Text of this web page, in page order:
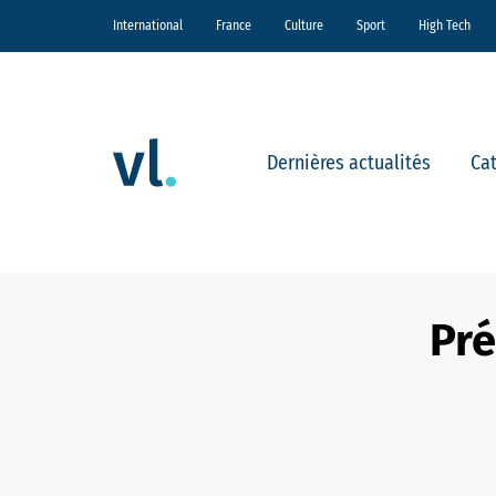
International France Culture Sport High Tech
Dernières actualités